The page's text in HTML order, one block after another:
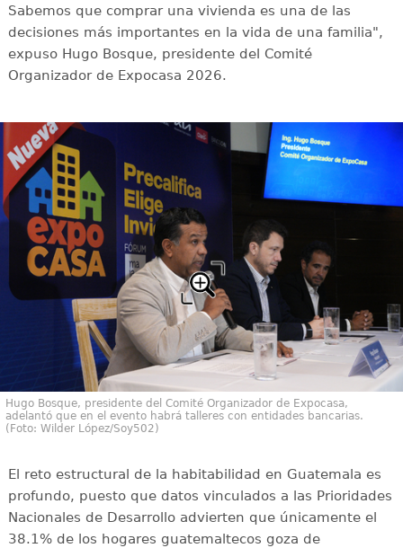
Sabemos que comprar una vivienda es una de las
decisiones más importantes en la vida de una familia",
expuso Hugo Bosque, presidente del Comité
Organizador de Expocasa 2026.
Hugo Bosque, presidente del Comité Organizador de Expocasa,
adelantó que en el evento habrá talleres con entidades bancarias.
(Foto: Wilder López/Soy502)
El reto estructural de la habitabilidad en Guatemala es
profundo, puesto que datos vinculados a las Prioridades
Nacionales de Desarrollo advierten que únicamente el
38.1% de los hogares guatemaltecos goza de